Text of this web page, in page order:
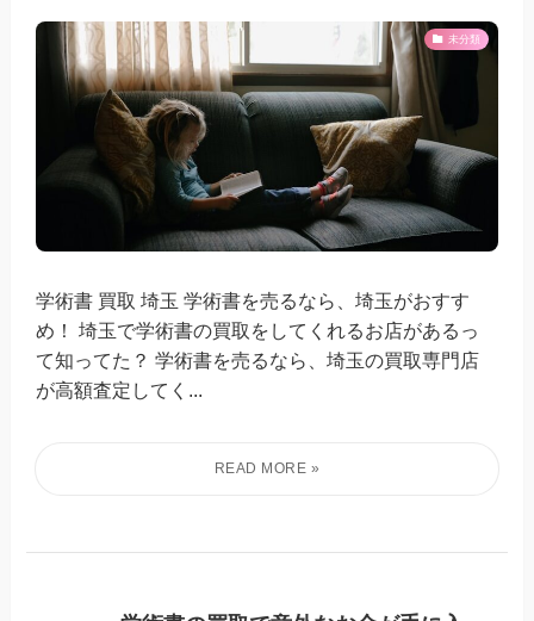
未分類
学術書 買取 埼玉 学術書を売るなら、埼玉がおすす
め！ 埼玉で学術書の買取をしてくれるお店があるっ
て知ってた？ 学術書を売るなら、埼玉の買取専門店
が高額査定してく...